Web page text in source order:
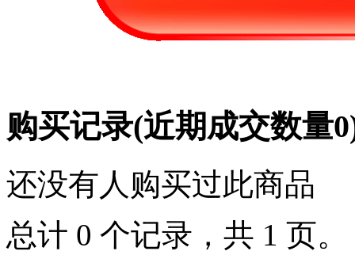
购买记录(近期成交数量0
还没有人购买过此商品
总计 0 个记录，共 1 页。